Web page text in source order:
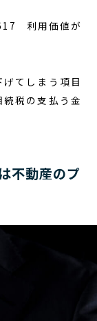
利用価値が
てしまう項目
税の支払う金
不動産のプ